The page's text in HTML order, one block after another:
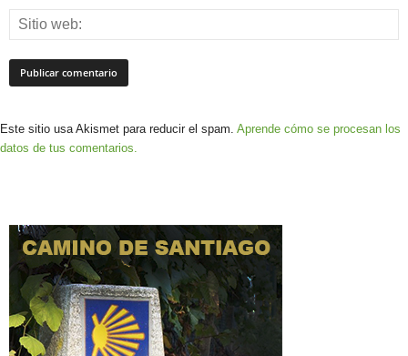
Este sitio usa Akismet para reducir el spam. Aprende cómo se procesan los
datos de tus comentarios.